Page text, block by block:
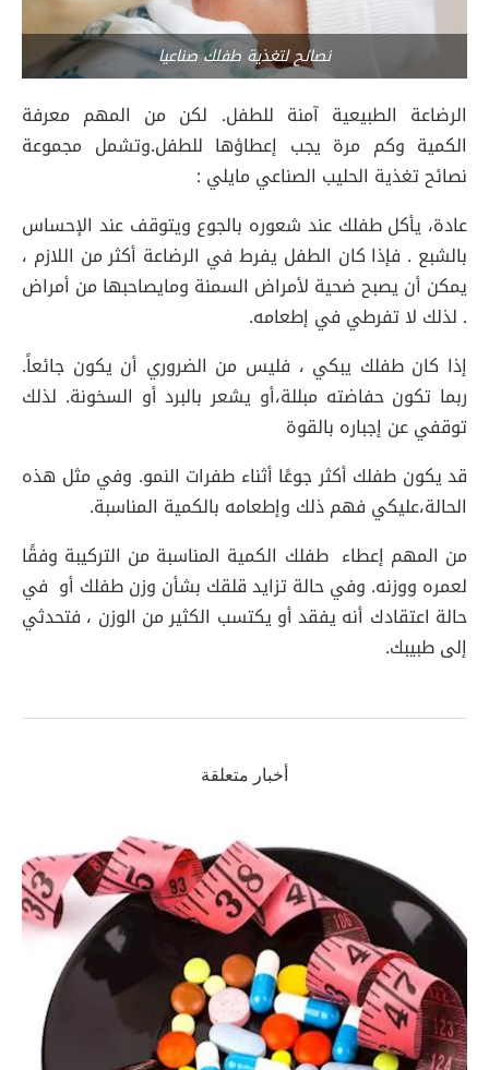
نصائح لتغذية طفلك صناعيا
الرضاعة الطبيعية آمنة للطفل. لكن من المهم معرفة
الكمية وكم مرة يجب إعطاؤها للطفل.وتشمل مجموعة
نصائح تغذية الحليب الصناعي مايلي :
عادة، يأكل طفلك عند شعوره بالجوع ويتوقف عند الإحساس
بالشبع . فإذا كان الطفل يفرط في الرضاعة أكثر من اللازم ،
يمكن أن يصبح ضحية لأمراض السمنة ومايصاحبها من أمراض
. لذلك لا تفرطي في إطعامه.
إذا كان طفلك يبكي ، فليس من الضروري أن يكون جائعاً.
ربما تكون حفاضته مبللة،أو يشعر بالبرد أو السخونة. لذلك
توقفي عن إجباره بالقوة
قد يكون طفلك أكثر جوعًا أثناء طفرات النمو. وفي مثل هذه
الحالة،عليكي فهم ذلك وإطعامه بالكمية المناسبة.
من المهم إعطاء طفلك الكمية المناسبة من التركيبة وفقًا
لعمره ووزنه. وفي حالة تزايد قلقك بشأن وزن طفلك أو في
حالة اعتقادك أنه يفقد أو يكتسب الكثير من الوزن ، فتحدثي
إلى طبيبك.
أخبار متعلقة